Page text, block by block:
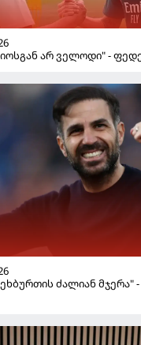
არ ველოდი" -
ძალიან მჯერა" -